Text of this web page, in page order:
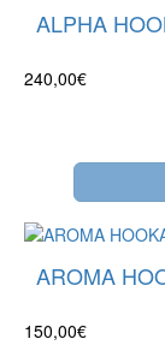
ALPHA
240,00€
AROMA
150,00€